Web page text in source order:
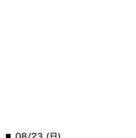
08/23 (日)